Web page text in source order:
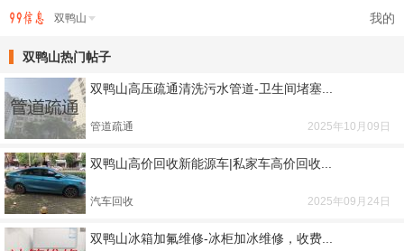
我的
双鸭山
双鸭山热门帖子
双鸭山高压疏通清洗污水管道-卫生间堵塞...
管道疏通 2025年10月09日
双鸭山高价回收新能源车|私家车高价回收...
汽车回收 2025年09月24日
双鸭山冰箱加氟维修-冰柜加冰维修，收费...